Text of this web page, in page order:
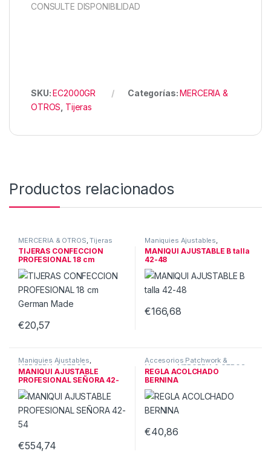
CONSULTE DISPONIBILIDAD
SKU:EC2000GR Categorías:MERCERIA &
OTROS Tijeras
Productos relacionados
MERCERIA & OTROS ,Tijeras
TIJERAS CONFECCION
PROFESIONAL 18 cm
German Made
€20,57
Maniquies Ajustables
MERCERIA & OTROS
MANIQUI AJUSTABLE B talla
42-48
€166,68
Maniquies Ajustables,
MERCERIA & OTROS
MANIQUI AJUSTABLE
PROFESIONAL SEÑORA 42-
54
€554,74
Accesorios Patchwork &
Merceria, MERCERIA & OTROS
REGLA ACOLCHADO
BERNINA
€40,86